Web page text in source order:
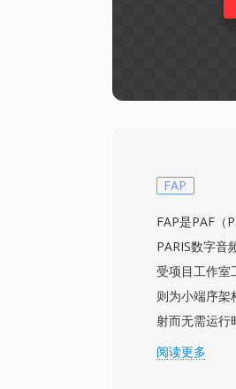
FAP
FAP是PAF（
PARIS数字
受项目工作室
则为小端序
射而无需运行
最高支持24位
阅读更多